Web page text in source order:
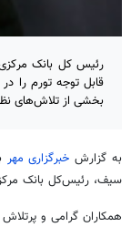
رئیس کل بانک
قابل توجه تورم را
بخشی از تلاش‌های نظام
به گزارش خبرگزاری مهر
سیف، رئیس‌کل بانک
همکاران گرامی و